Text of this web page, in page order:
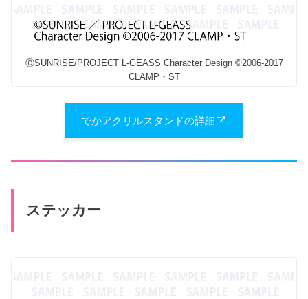
ⒸSUNRISE/PROJECT L-GEASS Character Design ©2006-2017
CLAMP・ST
でかアクリルスタンドの詳細
ステッカー